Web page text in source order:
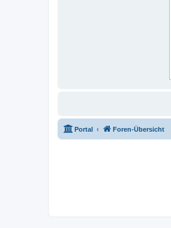
Portal Foren-Übersicht